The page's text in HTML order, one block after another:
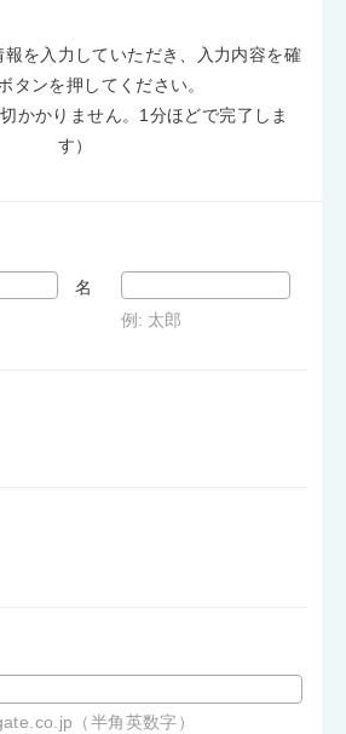
報を入力していただき、入力内容を確
タンを押してください。
かかりません。1分ほどで完了しま
す）
名
例: 太郎
（半角英数字）